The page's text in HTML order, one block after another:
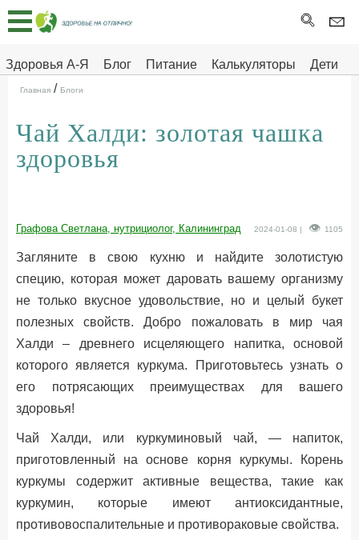
Здоровья А-Я Блог Питание Калькуляторы
Дети
Главная
Тесты
Про
ДЕТЯМ
Главная / Блоги
Чай Халди: золотая чашка
здоровья
Графова Светлана, нутрициолог, Калининград 2024-01-08 | 1105
Загляните в свою кухню и найдите золотистую
специю, которая может даровать вашему организму
не только вкусное удовольствие, но и целый букет
полезных свойств. Добро пожаловать в мир чая
Халди – древнего исцеляющего напитка, основой
которого является куркума. Приготовьтесь узнать о
его потрясающих преимуществах для вашего
здоровья!
Чай Халди, или куркуминовый чай, — напиток,
приготовленный на основе корня куркумы. Корень
куркумы содержит активные вещества, такие как
куркумин, которые имеют антиоксидантные,
противовоспалительные и противораковые свойства.